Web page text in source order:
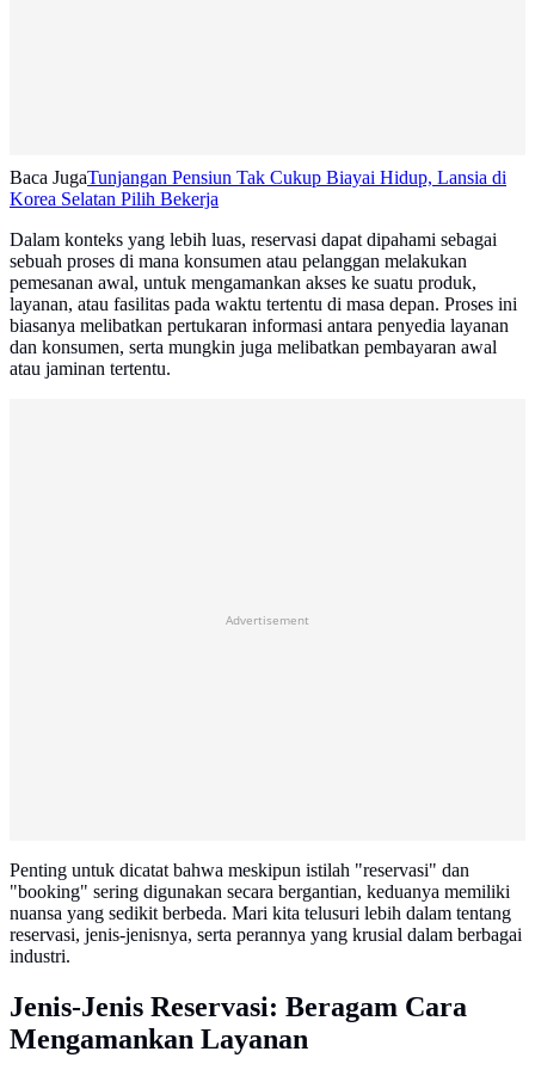
Baca JugaTunjangan Pensiun Tak Cukup Biayai Hidup, Lansia di
Korea Selatan Pilih Bekerja
Dalam konteks yang lebih luas, reservasi dapat dipahami sebagai
sebuah proses di mana konsumen atau pelanggan melakukan
pemesanan awal, untuk mengamankan akses ke suatu produk,
layanan, atau fasilitas pada waktu tertentu di masa depan. Proses ini
biasanya melibatkan pertukaran informasi antara penyedia layanan
dan konsumen, serta mungkin juga melibatkan pembayaran awal
atau jaminan tertentu.
Advertisement
Penting untuk dicatat bahwa meskipun istilah "reservasi" dan
"booking" sering digunakan secara bergantian, keduanya memiliki
nuansa yang sedikit berbeda. Mari kita telusuri lebih dalam tentang
reservasi, jenis-jenisnya, serta perannya yang krusial dalam berbagai
industri.
Jenis-Jenis Reservasi: Beragam Cara
Mengamankan Layanan